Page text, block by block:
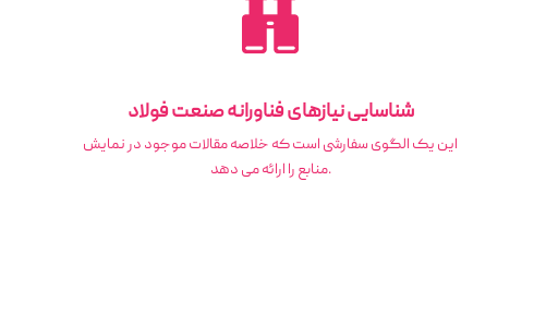
شناسایی نیازهای فناورانه صنعت فولاد
این یک الگوی سفارشی است که خلاصه مقالات موجود در نمایش
منابع را ارائه می دهد.